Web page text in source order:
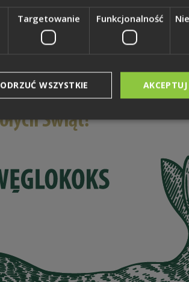
Targetowanie Funkcjonalność
ODRZUĆ WSZYSTKIE